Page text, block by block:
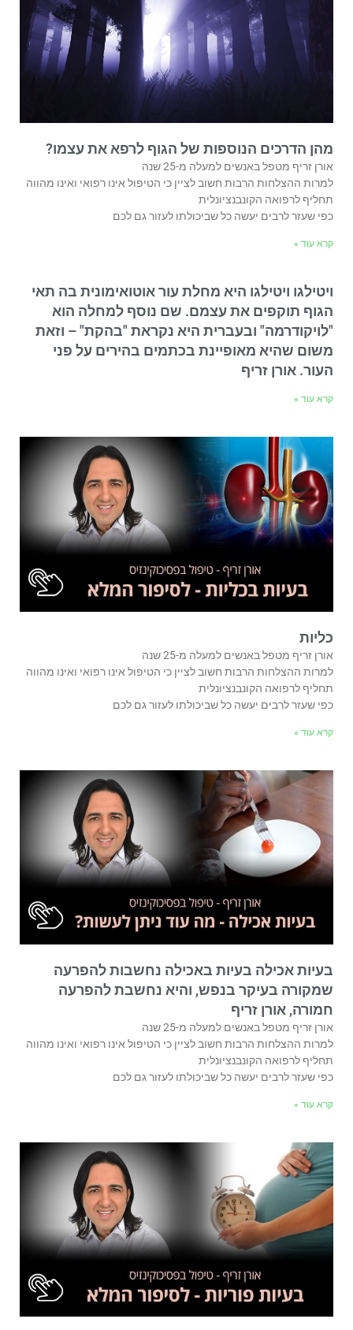
מהן הדרכים הנוספות של הגוף לרפא את עצמו?
אורן זריף מטפל באנשים למעלה מ-25 שנה
למרות ההצלחות הרבות חשוב לציין כי הטיפול אינו רפואי ואינו מהווה
תחליף לרפואה הקונבנציונלית
כפי שעזר לרבים יעשה כל שביכולתו לעזור גם לכם
קרא עוד »
ויטילגו ויטילגו היא מחלת עור אוטואימונית בה תאי
הגוף תוקפים את עצמם. שם נוסף למחלה הוא
"לויקודרמה" ובעברית היא נקראת "בהקת" – וזאת
משום שהיא מאופיינת בכתמים בהירים על פני
העור. אורן זריף
קרא עוד »
כליות
אורן זריף מטפל באנשים למעלה מ-25 שנה
למרות ההצלחות הרבות חשוב לציין כי הטיפול אינו רפואי ואינו מהווה
תחליף לרפואה הקונבנציונלית
כפי שעזר לרבים יעשה כל שביכולתו לעזור גם לכם
קרא עוד »
בעיות אכילה בעיות באכילה נחשבות להפרעה
שמקורה בעיקר בנפש, והיא נחשבת להפרעה
חמורה, אורן זריף
אורן זריף מטפל באנשים למעלה מ-25 שנה
למרות ההצלחות הרבות חשוב לציין כי הטיפול אינו רפואי ואינו מהווה
תחליף לרפואה הקונבנציונלית
כפי שעזר לרבים יעשה כל שביכולתו לעזור גם לכם
קרא עוד »